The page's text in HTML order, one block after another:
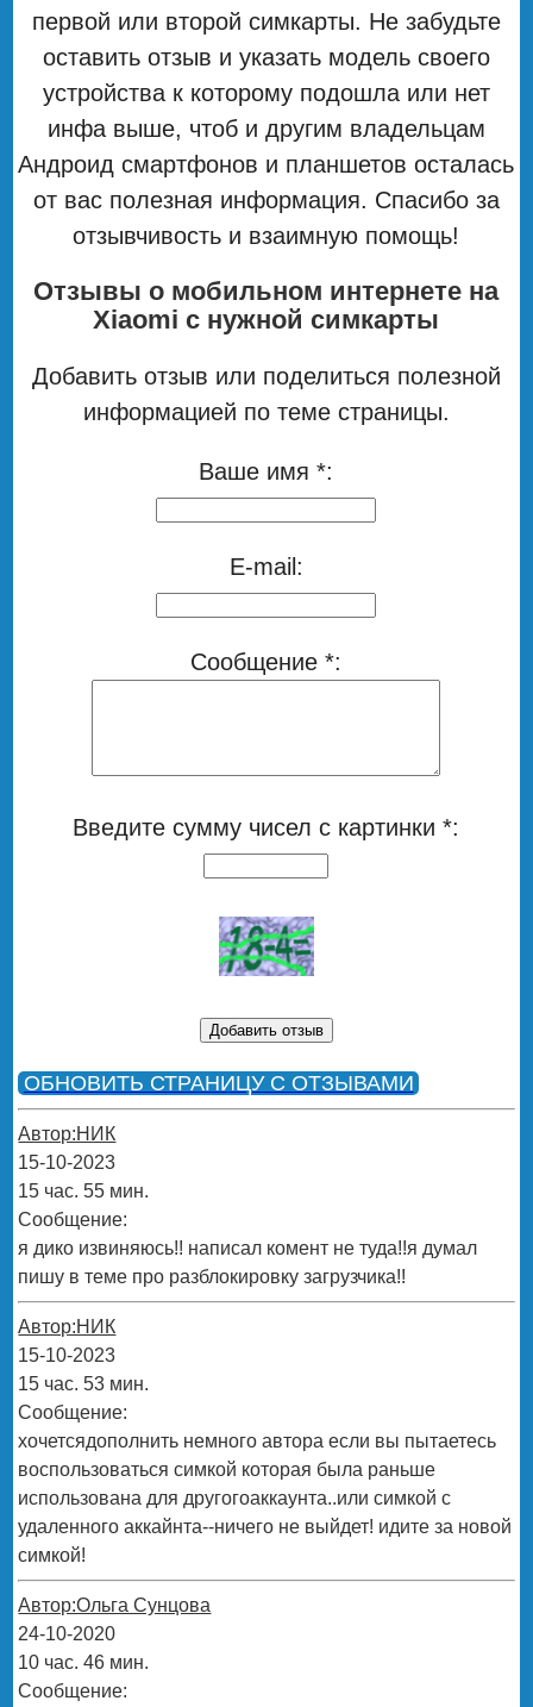
первой или второй симкарты. Не забудьте
оставить отзыв и указать модель своего
устройства к которому подошла или нет
инфа выше, чтоб и другим владельцам
Андроид смартфонов и планшетов осталась
от вас полезная информация. Спасибо за
отзывчивость и взаимную помощь!
Отзывы о мобильном интернете на
Xiaomi с нужной симкарты
Добавить отзыв или поделиться полезной
информацией по теме страницы.
Ваше имя *:
E-mail:
Сообщение *:
Введите сумму чисел с картинки *:
ОБНОВИТЬ СТРАНИЦУ С ОТЗЫВАМИ
Автор:НИК
15-10-2023
15 час. 55 мин.
Сообщение:
я дико извиняюсь!! написал комент не туда!!я думал
пишу в теме про разблокировку загрузчика!!
Автор:НИК
15-10-2023
15 час. 53 мин.
Сообщение:
хочетсядополнить немного автора если вы пытаетесь
воспользоваться симкой которая была раньше
использована для другогоаккаунта..или симкой с
удаленного аккайнта--ничего не выйдет! идите за новой
симкой!
Автор:Ольга Сунцова
24-10-2020
10 час. 46 мин.
Сообщение: